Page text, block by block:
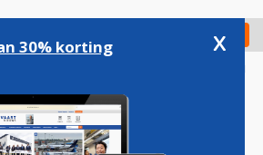
Check in
30% korting x